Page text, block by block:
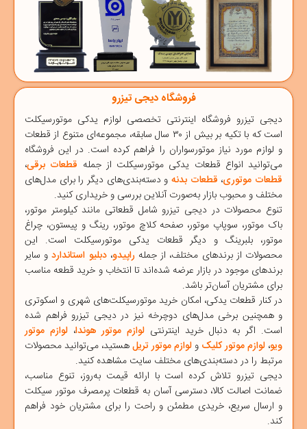
فروشگاه دیجی تیزرو
دیجی‌ تیزرو فروشگاه اینترنتی تخصصی لوازم یدکی موتورسیکلت
است که با تکیه بر بیش از ۳۰ سال سابقه، مجموعه‌ای متنوع از قطعات
و لوازم مورد نیاز موتورسواران را فراهم کرده است. در این فروشگاه
می‌توانید انواع قطعات یدکی موتورسیکلت از جمله قطعات برقی،
قطعات موتوری، قطعات بدنه و دسته‌بندی‌های دیگر را برای مدل‌های
مختلف و محبوب بازار به‌صورت آنلاین بررسی و خریداری کنید.
تنوع محصولات در دیجی ‌تیزرو شامل قطعاتی مانندکیلومتر موتور،
باک موتور، سوپاپ موتور، صفحه کلاچ موتور، رینگ و پیستون، چراغ
موتور، بلبرینگو دیگر قطعات یدکی موتورسیکلت است. این
محصولات از برندهای مختلف، از جملهراپیدو،دبلیو استانداردو سایر
برندهای موجود در بازار عرضه شده‌اند تا انتخاب و خرید قطعه مناسب
برای مشتریان آسان‌تر باشد.
در کنار قطعات یدکی، امکان خریدموتورسیکلت‌های شهری و اسکوتری
و همچنین برخی مدل‌های دوچرخه نیز در دیجی ‌تیزرو فراهم شده
است. اگر به دنبال خرید اینترنتی لوازم موتور هوندا،لوازم موتور
ویو، لوازم موتور کلیک ولوازم موتور تریلهستید، می‌توانید محصولات
مرتبط را در دسته‌بندی‌های مختلف سایت مشاهده کنید.
دیجی ‌تیزروتلاش کرده است با ارائه قیمت به‌روز، تنوع مناسب،
ضمانت اصالت کالا، دسترسی آسان به قطعات پرمصرف موتور سیکلت
و ارسال سریع، خریدی مطمئن و راحت را برای مشتریان خود فراهم
کند.